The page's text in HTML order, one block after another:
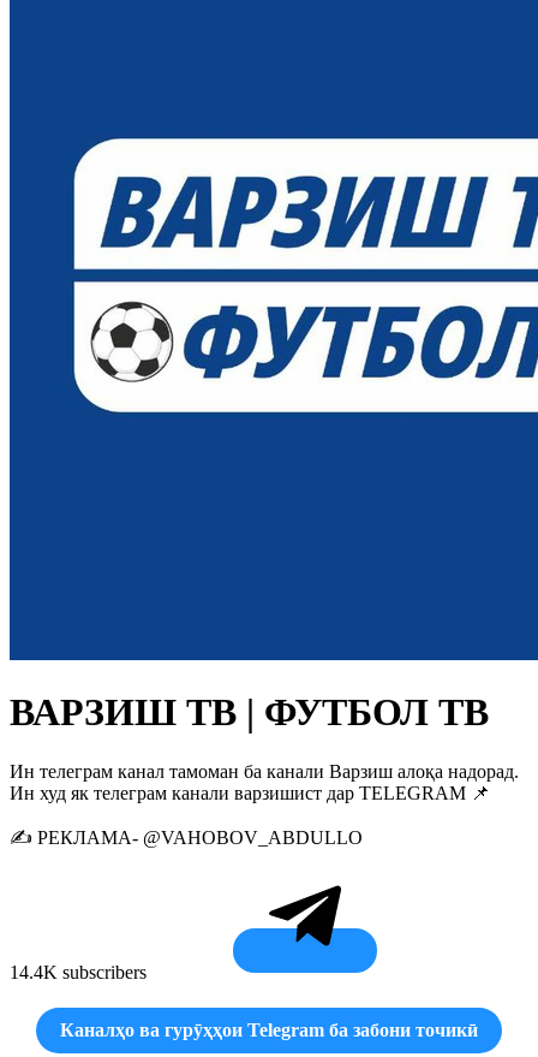
ВАРЗИШ ТВ | ФУТБОЛ ТВ
Ин телеграм канал тамоман ба канали Варзиш алоқа надорад.
Ин худ як телеграм канали варзишист дар TELEGRAM 📌
✍️ РЕКЛАМА- @VAHOBOV_ABDULLO
14.4K subscribers
Каналҳо ва гурӯҳҳои Telegram ба забони точикӣ